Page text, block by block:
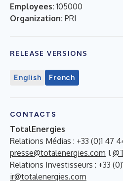
Employees: 105000
Organization: PRI
RELEASE VERSIONS
English French
CONTACTS
TotalEnergies
Relations Médias : +33 (0)1 47
presse@totalenergies.com l
Relations Investisseurs : +33
ir@totalenergies.com